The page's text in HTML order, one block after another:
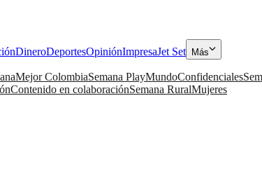
DineroDeportesOpiniónImpresaJet Set Más
Mejor ColombiaSemana PlayMundoConfidenciales
Contenido en colaboraciónSemana RuralMujeres